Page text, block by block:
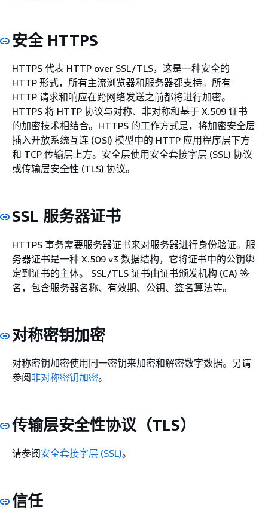
安全 HTTPS
HTTPS 代表 HTTP over SSL/TLS，这是一种安全的
HTTP 形式，所有主流浏览器和服务器都支持。所有
HTTP 请求和响应在跨网络发送之前都将进行加密。
HTTPS 将 HTTP 协议与对称、非对称和基于 X.509 证书
的加密技术相结合。HTTPS 的工作方式是，将加密安全层
插入开放系统互连 (OSI) 模型中的 HTTP 应用程序层下方
和 TCP 传输层上方。安全层使用安全套接字层 (SSL) 协议
或传输层安全性 (TLS) 协议。
SSL 服务器证书
HTTPS 事务需要服务器证书来对服务器进行身份验证。服
务器证书是一种 X.509 v3 数据结构，它将证书中的公钥绑
定到证书的主体。 SSL/TLS 证书由证书颁发机构 (CA) 签
名，包含服务器名称、有效期、公钥、签名算法等。
对称密钥加密
对称密钥加密使用同一密钥来加密和解密数字数据。另请
参阅非对称密钥加密。
传输层安全性协议（TLS）
请参阅安全套接字层 (SSL)。
信任